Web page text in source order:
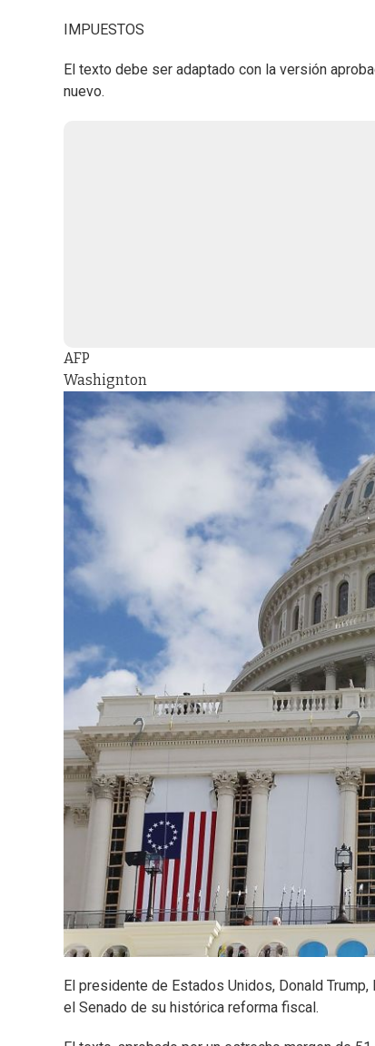
IMPUESTOS
El texto debe ser adaptado con la versión
nuevo.
AFP
Washignton
El presidente de Estados Unidos, Donald
el Senado de su histórica reforma fiscal.